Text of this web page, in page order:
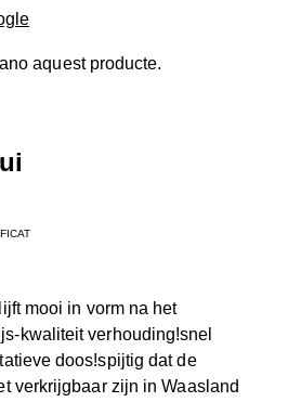
aquest producte.
mooi in vorm na het
kwaliteit verhouding!snel
doos!spijtig dat de
verkrijgbaar zijn in Waasland